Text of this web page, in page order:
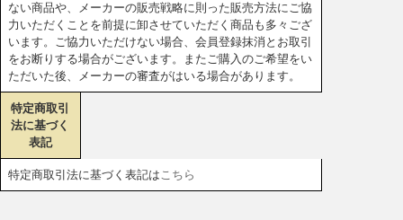
ない商品や、メーカーの販売戦略に則った販売方法にご協
力いただくことを前提に卸させていただく商品も多々ござ
います。ご協力いただけない場合、会員登録抹消とお取引
をお断りする場合がございます。またご購入のご希望をい
ただいた後、メーカーの審査がはいる場合があります。
特定商取引
法に基づく
表記
特定商取引法に基づく表記はこちら